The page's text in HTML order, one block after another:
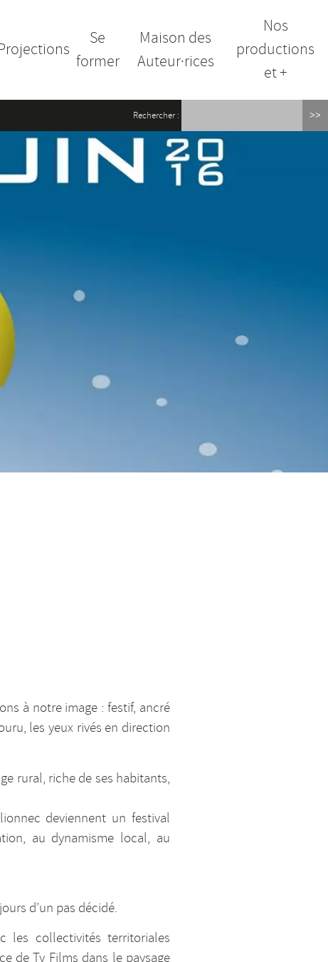
Se
former
Maison des
Auteur·rices
Nos
productions
et +
Rechercher :
à notre image : festif, ancré
les yeux rivés en direction
rural, riche de ses habitants,
deviennent un festival
au dynamisme local, au
d’un pas décidé.
les collectivités territoriales
de Ty Films dans le paysage